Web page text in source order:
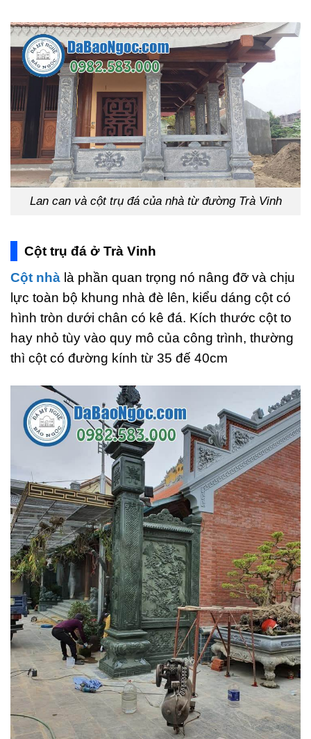
Lan can và cột trụ đá của nhà từ đường Trà Vinh
Cột trụ đá ở Trà Vinh
Cột nhà là phần quan trọng nó nâng đỡ và chịu
lực toàn bộ khung nhà đè lên, kiểu dáng cột có
hình tròn dưới chân có kê đá. Kích thước cột to
hay nhỏ tùy vào quy mô của công trình, thường
thì cột có đường kính từ 35 đế 40cm